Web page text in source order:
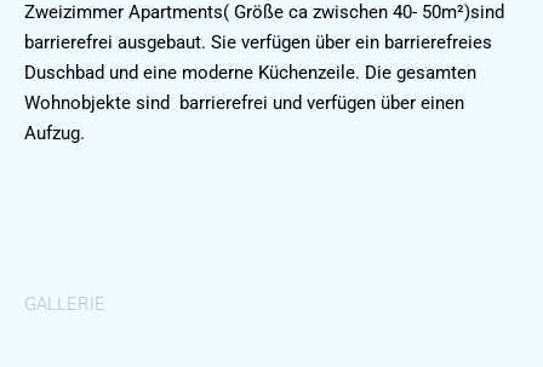
Zweizimmer Apartments( Größe ca zwischen 40- 50m²)sind
barrierefrei ausgebaut. Sie verfügen über ein barrierefreies
Duschbad und eine moderne Küchenzeile. Die gesamten
Wohnobjekte sind barrierefrei und verfügen über einen
Aufzug.
GALLERIE